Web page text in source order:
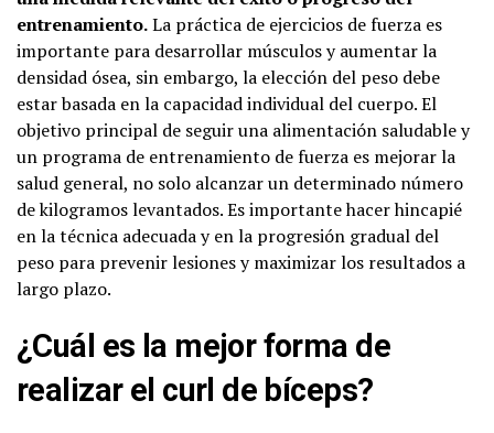
entrenamiento.La práctica de ejercicios de fuerza es
importante para desarrollar músculos y aumentar la
densidad ósea, sin embargo, la elección del peso debe
estar basada en la capacidad individual del cuerpo. El
objetivo principal de seguir una alimentación saludable y
un programa de entrenamiento de fuerza es mejorar la
salud general, no solo alcanzar un determinado número
de kilogramos levantados. Es importante hacer hincapié
en la técnica adecuada y en la progresión gradual del
peso para prevenir lesiones y maximizar los resultados a
largo plazo.
¿Cuál es la mejor forma de
realizar el curl de bíceps?